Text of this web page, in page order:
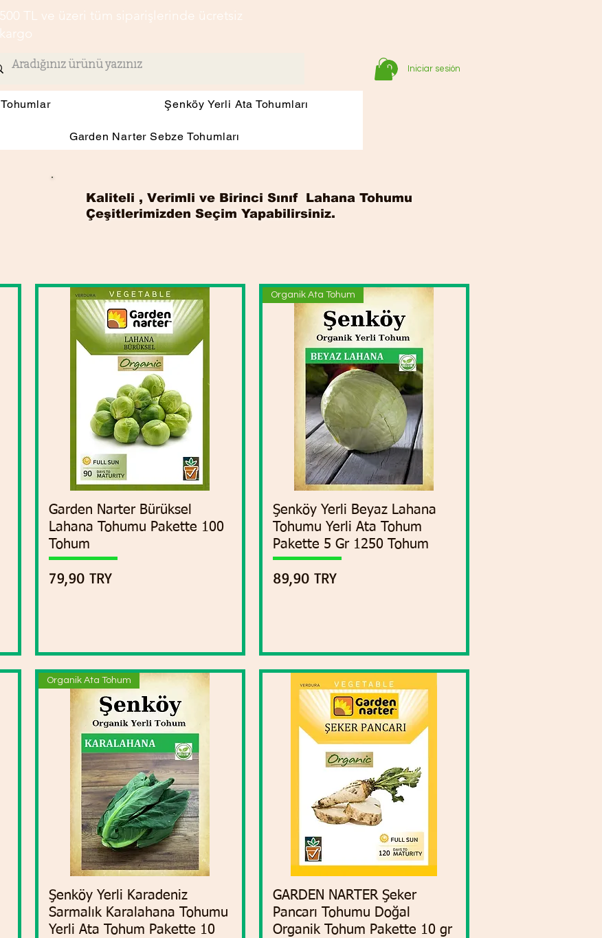
500 TL ve üzeri tüm siparişlerinde ücretsiz
kargo
Iniciar sesión
Tohumlar Şenköy Yerli Ata Tohumları
Garden Narter Sebze Tohumları
Kaliteli , Verimli ve Birinci Sınıf Lahana Tohumu
Çeşitlerimizden Seçim Yapabilirsiniz.
Vista rápida
Garden Narter Bürüksel
Lahana Tohumu Pakette 100
Tohum
Precio
79,90 TRY
Vista rápida
Organik Ata Tohum
Şenköy Yerli Beyaz Lahana
Tohumu Yerli Ata Tohum
Pakette 5 Gr 1250 Tohum
Precio
89,90 TRY
Vista rápida
Organik Ata Tohum
Şenköy Yerli Karadeniz
Sarmalık Karalahana Tohumu
Yerli Ata Tohum Pakette 10
Vista rápida
GARDEN NARTER Şeker
Pancarı Tohumu Doğal
Organik Tohum Pakette 10 gr